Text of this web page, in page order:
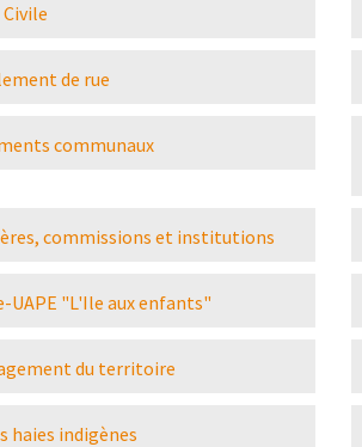
de rue
communaux
commissions et institutions
UAPE "L'Ile aux enfants"
du territoire
haies indigènes